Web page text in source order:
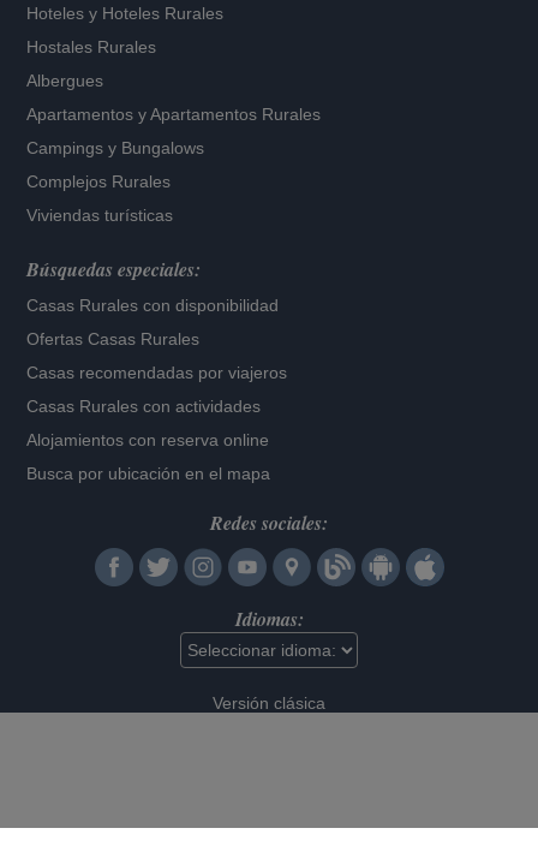
Hoteles y Hoteles Rurales
Hostales Rurales
Albergues
Apartamentos yApartamentos Rurales
Campings y Bungalows
Complejos Rurales
Viviendas turísticas
Búsquedas especiales:
Casas Rurales con disponibilidad
Ofertas Casas Rurales
Casas recomendadas por viajeros
Casas Rurales con actividades
Alojamientos con reserva online
Busca por ubicación en el mapa
Redes sociales:
Idiomas:
Versión clásica